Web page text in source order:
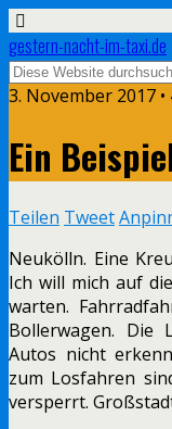
gestern-nacht-im-taxi.de
3. November 2017
Ein
Teilen Tweet
Neukölln. Eine
Ich will mich auf
warten.
Bollerwagen. Die
Autos nicht
zum Losfahren
versperrt.